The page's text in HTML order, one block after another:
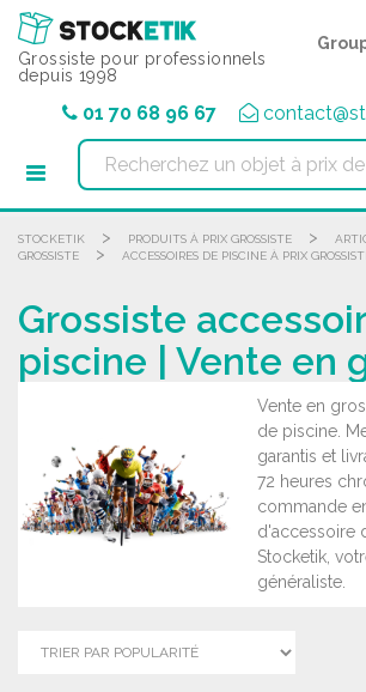
Grossiste pour professionnels
depuis 1998
01 70 68 96 67
STOCKETIK > PRODUITS À PRIX GROSSISTE >
GROSSISTE
> ACCESSOIRES DE PISCINE À PRIX
Grossiste
piscine | Vente en
Vente en
de piscine.
garantis et
72 heures
commande
d'accessoire
Stocketik,
généraliste.
Panneau de gestion des cookies